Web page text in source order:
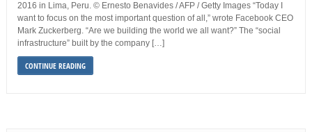
2016 in Lima, Peru. © Ernesto Benavides / AFP / Getty Images “Today I
want to focus on the most important question of all,” wrote Facebook CEO
Mark Zuckerberg. “Are we building the world we all want?” The “social
infrastructure” built by the company […]
CONTINUE READING